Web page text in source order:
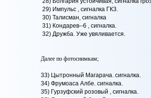
29) Импульс , сигналка ГК3.
30) Талисман, сигналка
31) Кондарев--6 , сигналка.
32) Дружба. Уже увяливается.
Далее по фотоснимкам;
33) Цытронный Магарача. сигналка.
34) Фрумоаса Албе. сигналка.
35) Гурзуфский розовый , сигналка.